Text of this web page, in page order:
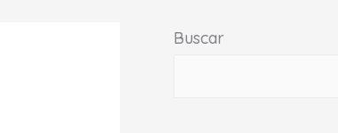
Buscar